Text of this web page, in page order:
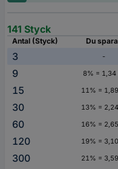
141 Styck
Antal (Styck) Du
3 -
9
8% = 1,34
15
11% =
30
13% =
60
16% =
120
19% =
300
21% =